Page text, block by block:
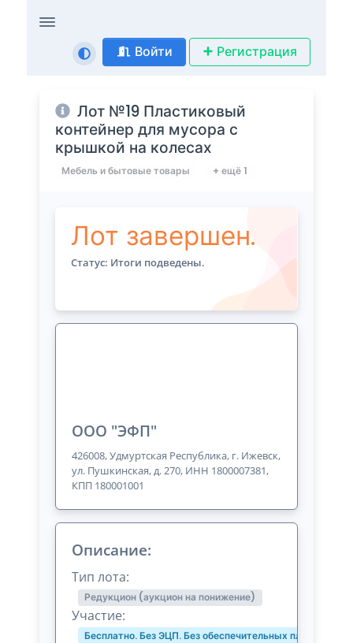
Войти Регистрация
Лот №19 Пластиковый
контейнер для мусора с
крышкой на колесах
Мебель и бытовые товары + ещё 1
Лот завершен.
Статус: Итоги подведены.
ООО "ЭФП"
426008, Удмуртская Республика, г. Ижевск,
ул. Пушкинская, д. 270, ИНН 1800007381,
КПП 180001001
Описание:
Тип лота:
Редукцион (аукцион на понижение)
Участие:
Бесплатно. Без ЭЦП. Без обеспечительных платежей и